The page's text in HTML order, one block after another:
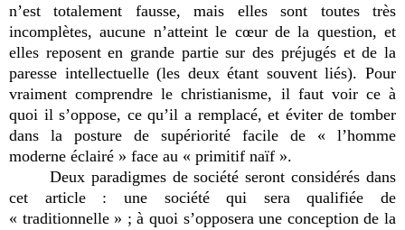
n’est totalement fausse, mais elles sont toutes très
incomplètes, aucune n’atteint le cœur de la question, et
elles reposent en grande partie sur des préjugés et de la
paresse intellectuelle (les deux étant souvent liés). Pour
vraiment comprendre le christianisme, il faut voir ce à
quoi il s’oppose, ce qu’il a remplacé, et éviter de tomber
dans la posture de supériorité facile de « l’homme
moderne éclairé » face au « primitif naïf ».
Deux paradigmes de société seront considérés dans
cet article : une société qui sera qualifiée de
« traditionnelle » ; à quoi s’opposera une conception de la